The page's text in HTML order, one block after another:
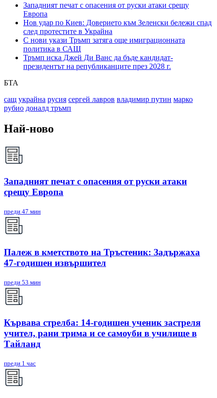
Западният печат с опасения от руски атаки срещу
Европа
Нов удар по Киев: Доверието към Зеленски бележи спад
след протестите в Украйна
С нови укази Тръмп затяга още имиграционната
политика в САЩ
Тръмп иска Джей Ди Ванс да бъде кандидат-
президентът на републиканците през 2028 г.
БТА
сащ украйна русия сергей лавров владимир путин марко
рубио доналд тръмп
Най-ново
Западният печат с опасения от руски атаки
срещу Европа
преди 47 мин
Палеж в кметството на Тръстеник: Задържаха
47-годишен извършител
преди 53 мин
Кървава стрелба: 14-годишен ученик застреля
учител, рани трима и се самоуби в училище в
Тайланд
преди 1 час